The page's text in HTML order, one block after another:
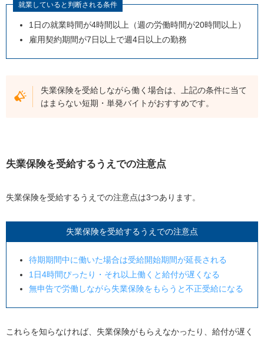
就業していると判断される条件
1日の就業時間が4時間以上（週の労働時間が20時間以上）
雇用契約期間が7日以上で週4日以上の勤務
失業保険を受給しながら働く場合は、上記の条件に当て
はまらない短期・単発バイトがおすすめです。
失業保険を受給するうえでの注意点
失業保険を受給するうえでの注意点は3つあります。
失業保険を受給するうえでの注意点
待期期間中に働いた場合は受給開始期間が延長される
1日4時間ぴったり・それ以上働くと給付が遅くなる
無申告で労働しながら失業保険をもらうと不正受給になる
これらを知らなければ、失業保険がもらえなかったり、給付が遅く